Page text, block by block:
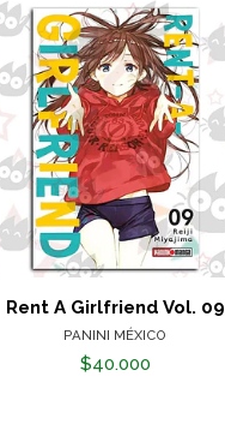
Rent A Girlfriend Vol. 09
PANINI MÉXICO
$40.000